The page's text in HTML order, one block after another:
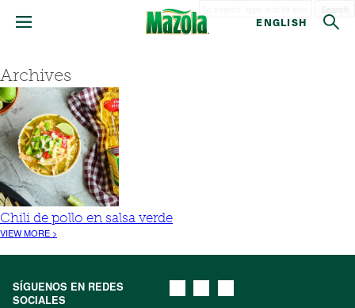
ENGLISH
Archives
Chili de pollo en salsa verde
VIEW MORE >
SÍGUENOS EN REDES
SOCIALES